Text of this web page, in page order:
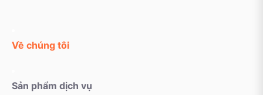
Về chúng tôi
Sản phẩm dịch vụ